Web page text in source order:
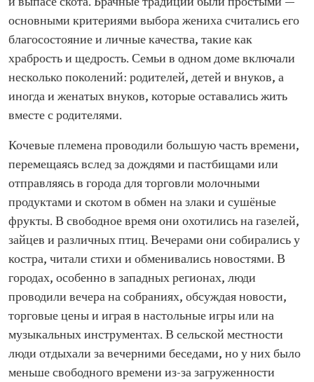
основными критериями выбора жениха считались его
благосостояние и личные качества, такие как
храбрость и щедрость. Семьи в одном доме включали
несколько поколений: родителей, детей и внуков, а
иногда и женатых внуков, которые оставались жить
вместе с родителями.
Кочевые племена проводили большую часть времени,
перемещаясь вслед за дождями и пастбищами или
отправляясь в города для торговли молочными
продуктами и скотом в обмен на злаки и сушёные
фрукты. В свободное время они охотились на газелей,
зайцев и различных птиц. Вечерами они собирались у
костра, читали стихи и обменивались новостями. В
городах, особенно в западных регионах, люди
проводили вечера на собраниях, обсуждая новости,
торговые цены и играя в настольные игры или на
музыкальных инструментах. В сельской местности
люди отдыхали за вечерними беседами, но у них было
меньше свободного времени из-за загруженности